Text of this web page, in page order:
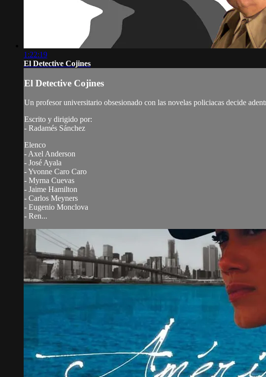
1:22:19
El Detective Cojines
El Detective Cojines
Un profesor universitario obsesionado con las novelas policiacas decide
Escrito y dirigido por:
- Radamés Sánchez
Elenco
- Axel Anderson
- José Ayala
- Yvonne Caro Caro
- Myrna Cuevas
- Jaime Hamilton
- Carlos Meyners
- Eugenio Monclova
- Ren...